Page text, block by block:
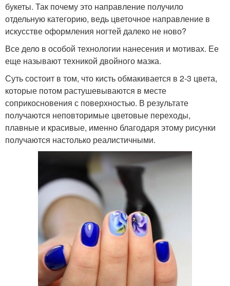
букеты. Так почему это направление получило
отдельную категорию, ведь цветочное направление в
искусстве оформления ногтей далеко не ново?
Все дело в особой технологии нанесения и мотивах. Ее
еще называют техникой двойного мазка.
Суть состоит в том, что кисть обмакивается в 2-3 цвета,
которые потом растушевываются в месте
соприкосновения с поверхностью. В результате
получаются неповторимые цветовые переходы,
плавные и красивые, именно благодаря этому рисунки
получаются настолько реалистичными.